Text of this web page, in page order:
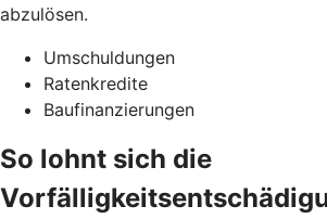
abzulösen.
Umschuldungen
Ratenkredite
Baufinanzierungen
So lohnt sich die